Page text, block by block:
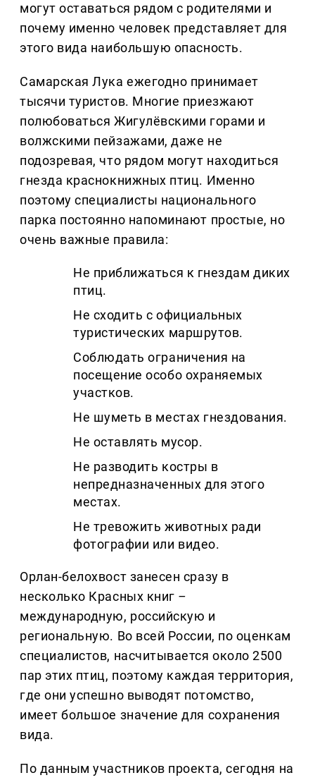
могут оставаться рядом с родителями и
почему именно человек представляет для
этого вида наибольшую опасность.
Самарская Лука ежегодно принимает
тысячи туристов. Многие приезжают
полюбоваться Жигулёвскими горами и
волжскими пейзажами, даже не
подозревая, что рядом могут находиться
гнезда краснокнижных птиц. Именно
поэтому специалисты национального
парка постоянно напоминают простые, но
очень важные правила:
Не приближаться к гнездам диких
птиц.
Не сходить с официальных
туристических маршрутов.
Соблюдать ограничения на
посещение особо охраняемых
участков.
Не шуметь в местах гнездования.
Не оставлять мусор.
Не разводить костры в
непредназначенных для этого
местах.
Не тревожить животных ради
фотографии или видео.
Орлан-белохвост занесен сразу в
несколько Красных книг –
международную, российскую и
региональную. Во всей России, по оценкам
специалистов, насчитывается около 2500
пар этих птиц, поэтому каждая территория,
где они успешно выводят потомство,
имеет большое значение для сохранения
вида.
По данным участников проекта, сегодня на